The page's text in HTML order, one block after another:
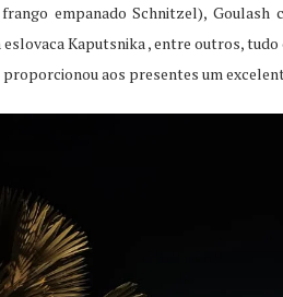
empanado Schnitzel),
Kaputsnika , entre outros,
aos presentes um